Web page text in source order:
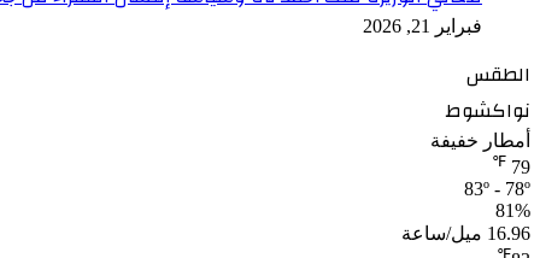
فبراير 21, 2026
الطقس
نواكشوط
أمطار خفيفة
79
℉
83º - 78º
81%
16.96 ميل/ساعة
℉